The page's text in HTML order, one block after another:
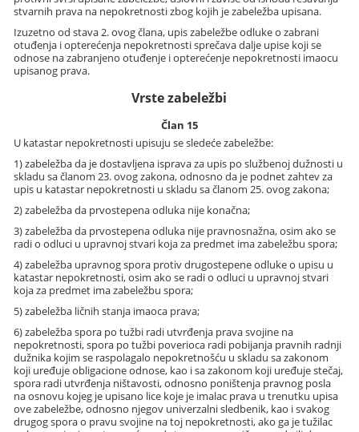
stvarnih prava na nepokretnosti zbog kojih je zabeležba upisana.
Izuzetno od stava 2. ovog člana, upis zabeležbe odluke o zabrani
otuđenja i opterećenja nepokretnosti sprečava dalje upise koji se
odnose na zabranjeno otuđenje i opterećenje nepokretnosti imaocu
upisanog prava.
Vrste zabeležbi
Član 15
U katastar nepokretnosti upisuju se sledeće zabeležbe:
1) zabeležba da je dostavljena isprava za upis po službenoj dužnosti u
skladu sa članom 23. ovog zakona, odnosno da je podnet zahtev za
upis u katastar nepokretnosti u skladu sa članom 25. ovog zakona;
2) zabeležba da prvostepena odluka nije konačna;
3) zabeležba da prvostepena odluka nije pravnosnažna, osim ako se
radi o odluci u upravnoj stvari koja za predmet ima zabeležbu spora;
4) zabeležba upravnog spora protiv drugostepene odluke o upisu u
katastar nepokretnosti, osim ako se radi o odluci u upravnoj stvari
koja za predmet ima zabeležbu spora;
5) zabeležba ličnih stanja imaoca prava;
6) zabeležba spora po tužbi radi utvrđenja prava svojine na
nepokretnosti, spora po tužbi poverioca radi pobijanja pravnih radnji
dužnika kojim se raspolagalo nepokretnošću u skladu sa zakonom
koji uređuje obligacione odnose, kao i sa zakonom koji uređuje stečaj,
spora radi utvrđenja ništavosti, odnosno poništenja pravnog posla
na osnovu kojeg je upisano lice koje je imalac prava u trenutku upisa
ove zabeležbe, odnosno njegov univerzalni sledbenik, kao i svakog
drugog spora o pravu svojine na toj nepokretnosti, ako ga je tužilac